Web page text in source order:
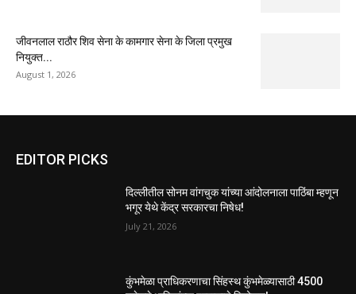
जीवनलाल राठौर शिव सेना के कामगार सेना के जिला प्रमुख
नियुक्त...
August 1, 2026
EDITOR PICKS
दिल्लीतील सोनम वांगचुक यांच्या आंदोलनाला पाठिंबा म्हणून
भगूर येथे केंद्र सरकारचा निषेध!
July 21, 2026
कुंभमेळा प्राधिकरणाचा सिंहस्थ कुंभमेळ्यासाठी 4500